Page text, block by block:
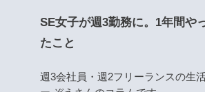
SE女子が週3勤務に。1年間や
たこと
週3会社員・週2フリーランスの生